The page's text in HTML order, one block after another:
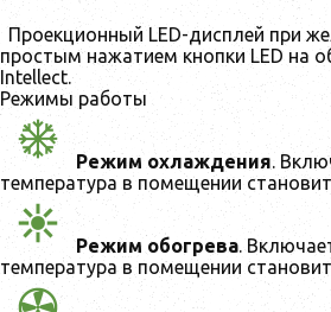
Проекционный LED-дисплей при
простым нажатием кнопки LED на
Intellect.
Режимы работы
Режим охлаждения .
температура в помещении
Режим обогрева .
температура в помещении